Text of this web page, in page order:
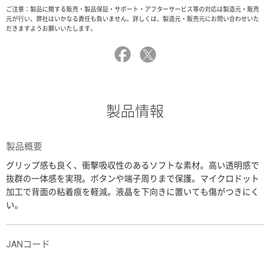
ご注意：製品に関する販売・製品保証・サポート・アフターサービス等の対応は製造元・販売
元が行い、弊社はいかなる責任も負いません。詳しくは、製造元・販売元にお問い合わせいた
だきますようお願いいたします。
製品情報
製品概要
グリップ感も良く、衝撃吸収性のあるソフトな素材。高い透明感で
抜群の一体感を実現。ボタンや端子周りまで保護。マイクロドット
加工で背面の粘着痕を軽減。液晶を下向きに置いても傷がつきにく
い。
JANコード